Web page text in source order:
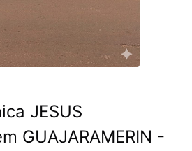
JESUS
GUAJARAMERIN -